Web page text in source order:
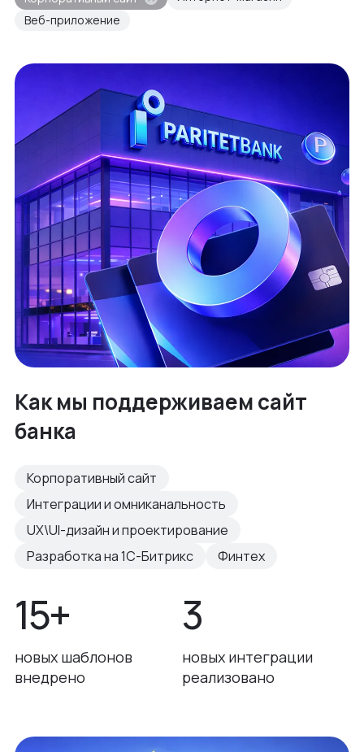
Веб-приложение
Как мы поддерживаем сайт
банка
Корпоративный сайт
Интеграции и омниканальность
UX\UI-дизайн и проектирование
Разработка на 1С-Битрикс
Финтех
15+
новых шаблонов
внедрено
3
новых интеграции
реализовано